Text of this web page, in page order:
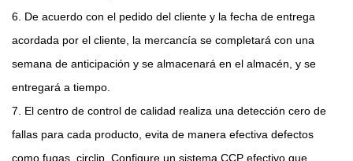
6. De acuerdo con el pedido del cliente y la fecha de entrega
acordada por el cliente, la mercancía se completará con una
semana de anticipación y se almacenará en el almacén, y se
entregará a tiempo.
7. El centro de control de calidad realiza una detección cero de
fallas para cada producto, evita de manera efectiva defectos
como fugas, circlip. Configure un sistema CCP efectivo que